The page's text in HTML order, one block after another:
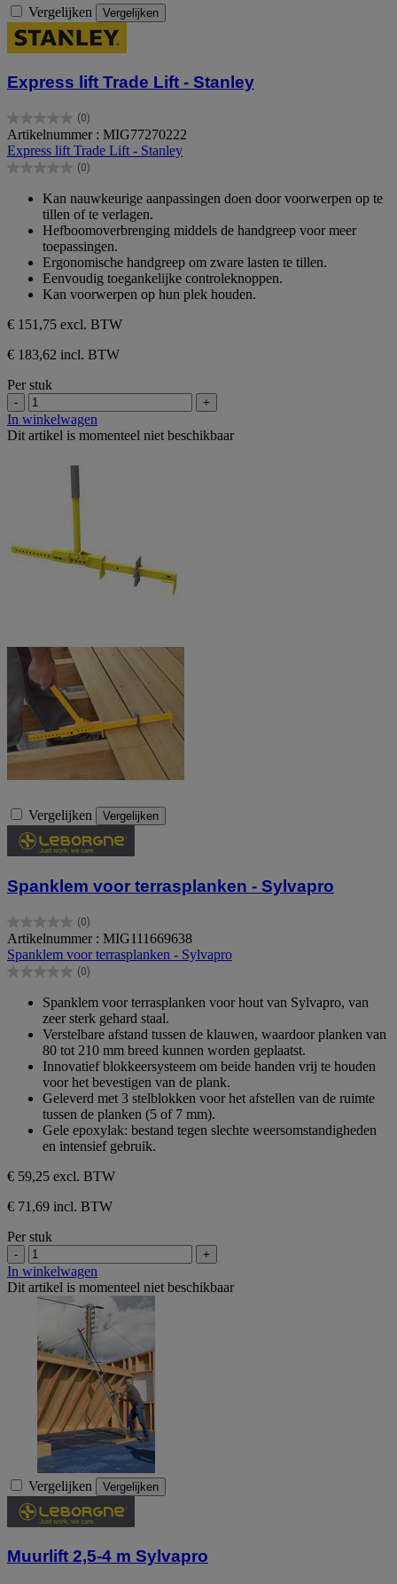
Vergelijken Vergelijken
Express lift Trade Lift - Stanley
(0)
0.0
van
de
5
Artikelnummer : MIG77270222
Express lift Trade Lift - Stanley
(0)
0.0
sterren.
Kan nauwkeurige aanpassingen doen door voorwerpen op te
tillen of te verlagen.
Hefboomoverbrenging middels de handgreep voor meer
toepassingen.
Ergonomische handgreep om zware lasten te tillen.
Eenvoudig toegankelijke controleknoppen.
Kan voorwerpen op hun plek houden.
€ 151,75 excl. BTW
€ 183,62 incl. BTW
Per stuk
- +
In winkelwagen
Dit artikel is momenteel niet beschikbaar
Vergelijken Vergelijken
Spanklem voor terrasplanken - Sylvapro
(0)
0.0
van
de
5
Artikelnummer : MIG111669638
Spanklem voor terrasplanken - Sylvapro
(0)
0.0
sterren.
Spanklem voor terrasplanken voor hout van Sylvapro, van
zeer sterk gehard staal.
Verstelbare afstand tussen de klauwen, waardoor planken van
80 tot 210 mm breed kunnen worden geplaatst.
Innovatief blokkeersysteem om beide handen vrij te houden
voor het bevestigen van de plank.
Geleverd met 3 stelblokken voor het afstellen van de ruimte
tussen de planken (5 of 7 mm).
Gele epoxylak: bestand tegen slechte weersomstandigheden
en intensief gebruik.
€ 59,25 excl. BTW
€ 71,69 incl. BTW
Per stuk
- +
In winkelwagen
Dit artikel is momenteel niet beschikbaar
Vergelijken Vergelijken
Muurlift 2,5-4 m Sylvapro